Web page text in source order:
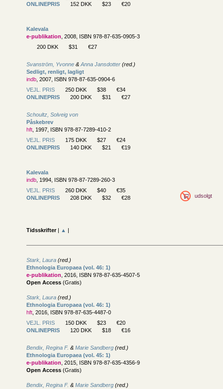
ONLINEPRIS
152 DKK $23 €20
Kalevala
e-publikation , 2008, ISBN 978-87-635-0905-3
200 DKK
$31 €27
Svanström, Yvonne & Anna Jansdotter (red.)
Sedligt, renligt, lagligt
indb , 2007, ISBN 978-87-635-0904-6
VEJL. PRIS
250 DKK $38
€34
ONLINEPRIS
200 DKK $31 €27
Schoultz, Solveig von
Påskebrev
hft , 1997, ISBN 978-87-7289-410-2
VEJL. PRIS
175 DKK $27
€24
ONLINEPRIS
140 DKK $21 €19
Kalevala
indb , 1994, ISBN 978-87-7289-260-3
VEJL. PRIS
260 DKK $40
€35
ONLINEPRIS
208 DKK $32 €28 udsolgt
Tidsskrifter| ▲ |
Stark, Laura (red.)
Ethnologia Europaea (vol. 46: 1)
e-publikation , 2016, ISBN 978-87-635-4507-5
Open Access (Gratis)
Stark, Laura (red.)
Ethnologia Europaea (vol. 46: 1)
hft , 2016, ISBN 978-87-635-4487-0
VEJL. PRIS
150 DKK $23
€20
ONLINEPRIS
120 DKK $18 €16
Bendix, Regina F. & Marie Sandberg (red.)
Ethnologia Europaea (vol. 45: 1)
e-publikation , 2015, ISBN 978-87-635-4356-9
Open Access (Gratis)
Bendix, Regina F. & Marie Sandberg (red.)